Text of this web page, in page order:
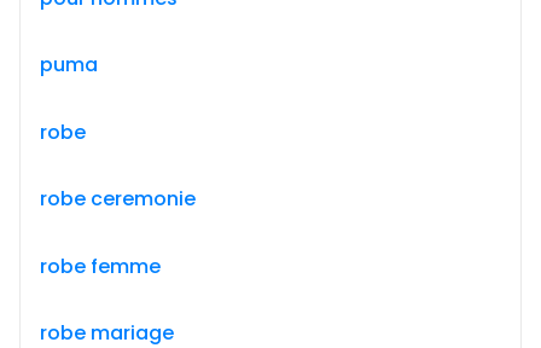
puma
robe
robe ceremonie
robe femme
robe mariage